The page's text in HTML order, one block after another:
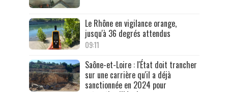
Le Rhône en vigilance orange,
jusqu'à 36 degrés attendus
09:11
Saône-et-Loire : l'État doit trancher
sur une carrière qu'il a déjà
sanctionnée en 2024 pour